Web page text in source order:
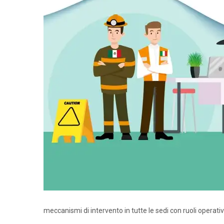
meccanismi di intervento in tutte le sedi con ruoli